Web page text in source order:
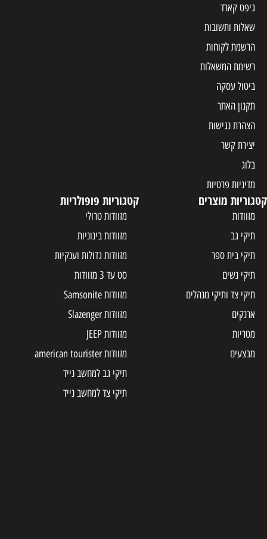
גיפט קארד
שאלות ותשובות
הרשמת לקוחות
רשימת המשאלות
ביטול עסקה
תקנון האתר
הצהרת נגישות
יצירת קשר
בלוג
מדיניות פרטיות
קטגוריות מוצרים
מזוודות
תיקי גב
תיקי בית ספר
תיקי נשים
תיקי צד ותיקי מנהלים
ארנקים
מטריות
מבצעים
קטגוריות פופולריות
מזוודות טרולי
מזוודות בינוניות
מזוודות גדולות וענקיות
סט עד 3 מזוודות
מזוודות Samsonite
מזוודות Slazenger
מזוודות JEEP
מזוודות american tourister
תיקי גב למחשב נייד
תיקי צד למחשב נייד